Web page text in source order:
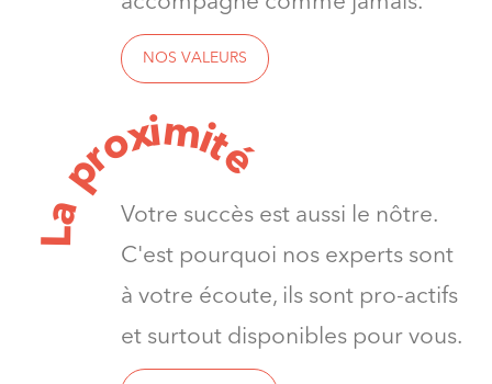
NOS VALEURS
L
a
p
r
ox
imi
t
é
Votre succès est aussi le nôtre.
C'est pourquoi nos experts sont
à votre écoute, ils sont pro-actifs
et surtout disponibles pour vous.